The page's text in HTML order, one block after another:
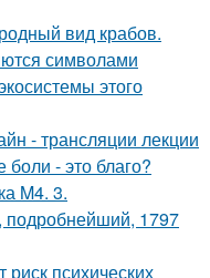
вид крабов.
символами
этого
- трансляции лекции
боли - это благо?
M4. 3.
подробнейший, 1797
психических